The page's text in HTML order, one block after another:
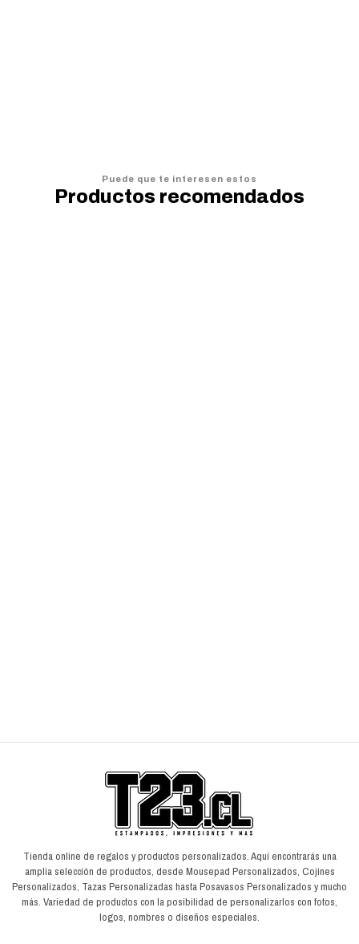
Puede que te interesen estos
Productos recomendados
Tienda online de regalos y productos personalizados. Aquí encontrarás una
amplia selección de productos, desde Mousepad Personalizados, Cojines
Personalizados, Tazas Personalizadas hasta Posavasos Personalizados y mucho
más. Variedad de productos con la posibilidad de personalizarlos con fotos,
logos, nombres o diseños especiales.